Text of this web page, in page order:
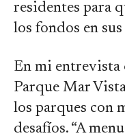
residentes para
los fondos en
En mi
Parque Mar
los parques con
desafíos. “A